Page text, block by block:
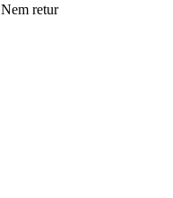
Nem retur